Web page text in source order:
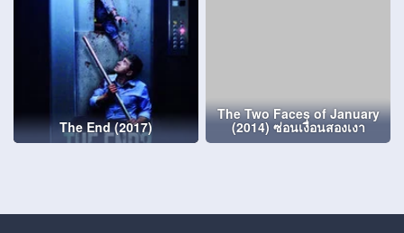
The End (2017)
The Two Faces of January
(2014) ซ่อนเงื่อนสองเงา